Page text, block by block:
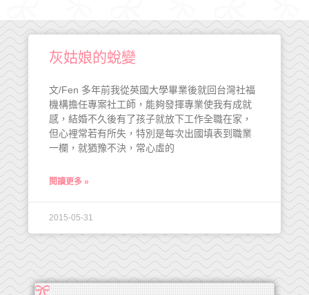
灰姑娘的蛻變
文/Fen 多年前我從英國大學畢業後就回台灣社福
機構擔任專案社工師，能夠發揮專業使我有成就
感，結婚不久後有了孩子就放下工作全職在家，
但心裡常若有所失，特別是每次出國填表到職業
一欄，就猶豫不決，常心虛的
閱讀更多 »
2015-05-31